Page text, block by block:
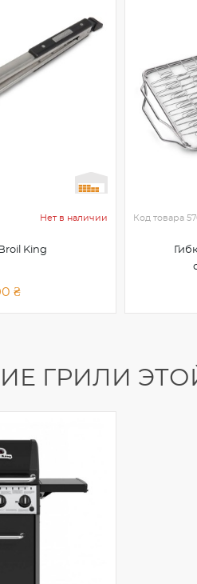
Нет в наличии
King
₴
Код товара
ГРИЛИ